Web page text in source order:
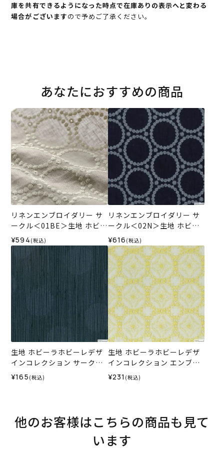
庫を共有できるようになった時点で在庫ありの表示へと変わる
場合がございますので予めご了承ください。
あなたにおすすめの商品
リネンエンブロイダリー サ
ークル＜01BE＞生地 ホビー
ラホビーレデザインコレク
ション
¥594 (税込)
リネンエンブロイダリー サ
ークル＜02N＞生地 ホビー
ラホビーレデザインコレク
ション
¥616 (税込)
生地 ホビーラホビーレデザ
インコレクション サークル
ストライプ＜B＞
¥165 (税込)
生地 ホビーラホビーレデザ
インコレクション エンブロ
イダリーレース サークル＜3
¥231 (税込)
他のお客様はこちらの商品も見て
います